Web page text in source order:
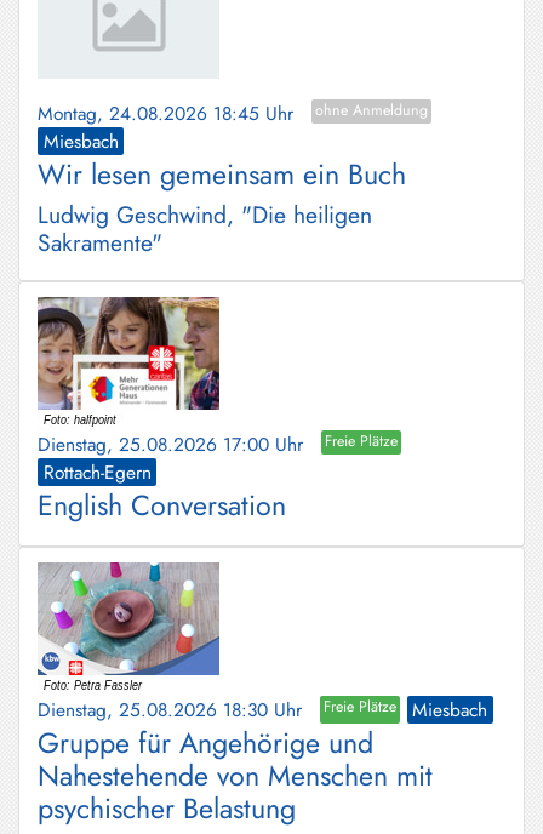
Montag, 24.08.2026 18:45 Uhr ohne Anmeldung
Miesbach
Wir lesen gemeinsam ein Buch
Ludwig Geschwind, "Die heiligen
Sakramente"
Dienstag, 25.08.2026 17:00 Uhr Freie Plätze
Rottach-Egern
English Conversation
Dienstag, 25.08.2026 18:30 Uhr Freie Plätze Miesbach
Gruppe für Angehörige und
Nahestehende von Menschen mit
psychischer Belastung